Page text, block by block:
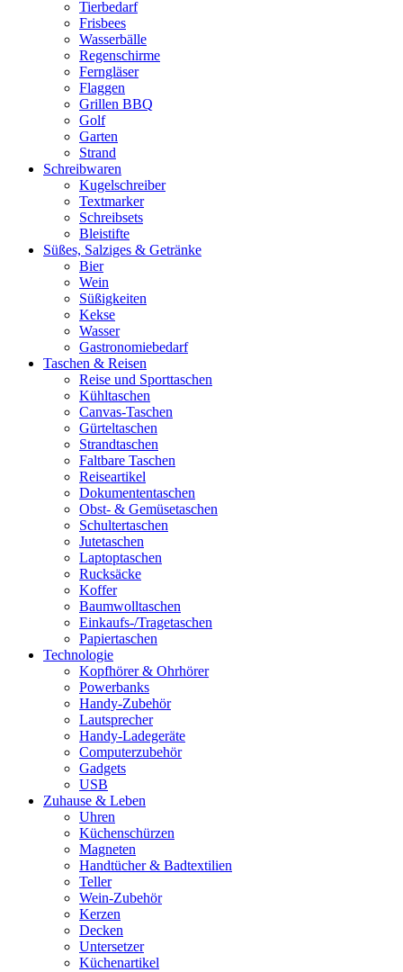
Tierbedarf
Frisbees
Wasserbälle
Regenschirme
Ferngläser
Flaggen
Grillen BBQ
Golf
Garten
Strand
Schreibwaren
Kugelschreiber
Textmarker
Schreibsets
Bleistifte
Süßes, Salziges & Getränke
Bier
Wein
Süßigkeiten
Kekse
Wasser
Gastronomiebedarf
Taschen & Reisen
Reise und Sporttaschen
Kühltaschen
Canvas-Taschen
Gürteltaschen
Strandtaschen
Faltbare Taschen
Reiseartikel
Dokumententaschen
Obst- & Gemüsetaschen
Schultertaschen
Jutetaschen
Laptoptaschen
Rucksäcke
Koffer
Baumwolltaschen
Einkaufs-/Tragetaschen
Papiertaschen
Technologie
Kopfhörer & Ohrhörer
Powerbanks
Handy-Zubehör
Lautsprecher
Handy-Ladegeräte
Computerzubehör
Gadgets
USB
Zuhause & Leben
Uhren
Küchenschürzen
Magneten
Handtücher & Badtextilien
Teller
Wein-Zubehör
Kerzen
Decken
Untersetzer
Küchenartikel